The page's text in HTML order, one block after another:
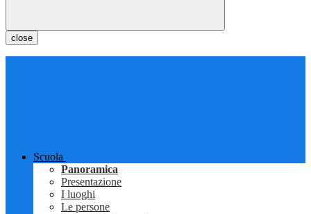
close
Scuola
Panoramica
Presentazione
I luoghi
Le persone